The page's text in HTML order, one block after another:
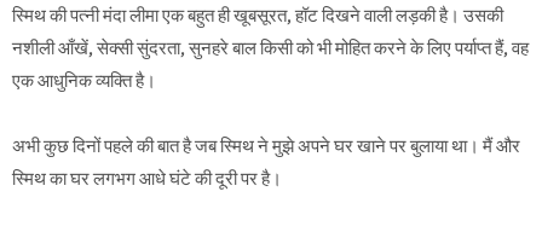
स्मिथ की पत्नी मंदा लीमा एक बहुत ही खूबसूरत, हॉट दिखने वाली लड़की है। उसकी
नशीली आँखें, सेक्सी सुंदरता, सुनहरे बाल किसी को भी मोहित करने के लिए पर्याप्त हैं, वह
एक आधुनिक व्यक्ति है।
अभी कुछ दिनों पहले की बात है जब स्मिथ ने मुझे अपने घर खाने पर बुलाया था। मैं और
स्मिथ का घर लगभग आधे घंटे की दूरी पर है।